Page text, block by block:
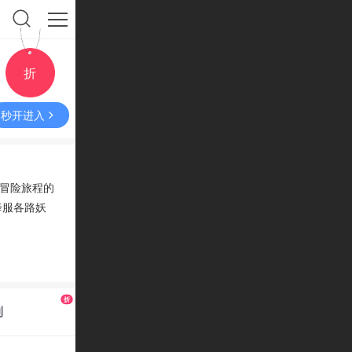
折
秒开进入
险旅程的
各路妖
折